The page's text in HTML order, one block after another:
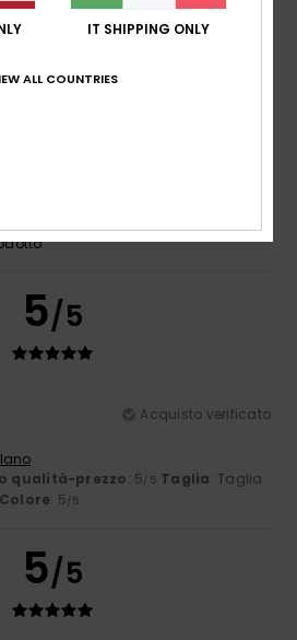
5
5/5
Acquisto verificato
qualità-prezzo: 5/5 Taglia: Taglia
Colore: 5/5
5/5
IT SHIPPING ONLY
ALL COUNTRIES